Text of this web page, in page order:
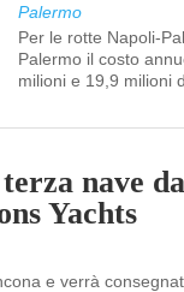
Palermo
Per le rotte Napoli-
Palermo il costo
milioni e 19,9 milioni
nave
Yachts
e verrà